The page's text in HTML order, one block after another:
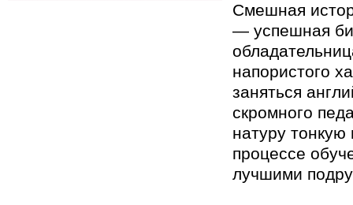
Смешная
— успешная
напористого
заняться
скромного
натуру
процессе
лучшими